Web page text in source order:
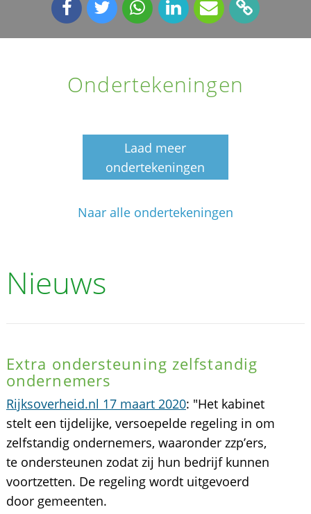
Ondertekeningen
Laad meer
ondertekeningen
Naar alle ondertekeningen
Nieuws
Extra ondersteuning zelfstandig
ondernemers
Rijksoverheid.nl 17 maart 2020: "Het kabinet
stelt een tijdelijke, versoepelde regeling in om
zelfstandig ondernemers, waaronder zzp’ers,
te ondersteunen zodat zij hun bedrijf kunnen
voortzetten. De regeling wordt uitgevoerd
door gemeenten.